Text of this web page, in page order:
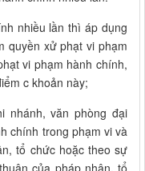
nhiều lần thì áp dụng
quyền xử phạt vi phạm
vi phạm hành chính,
c khoản này;
nhánh, văn phòng đại
chính trong phạm vi và
tổ chức hoặc theo sự